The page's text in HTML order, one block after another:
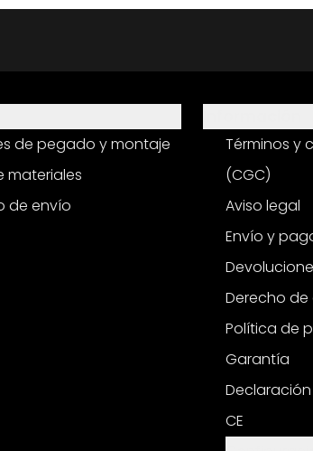
de pegado y montaje
materiales
de envío
Términos y
(CGC)
Aviso legal
Envío y
Derecho
Política de
Garantía
CE